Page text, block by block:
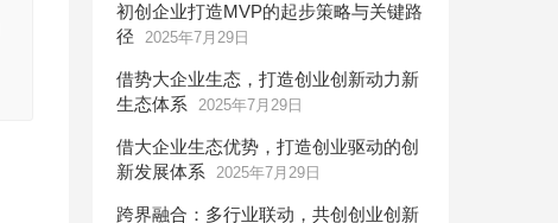
初创企业打造MVP的起步策略与关键路
径
2025年7月29日
借势大企业生态，打造创业创新动力新
生态体系
2025年7月29日
借大企业生态优势，打造创业驱动的创
新发展体系
2025年7月29日
跨界融合：多行业联动，共创创业创新